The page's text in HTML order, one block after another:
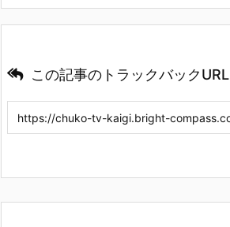
この記事のトラックバックURL